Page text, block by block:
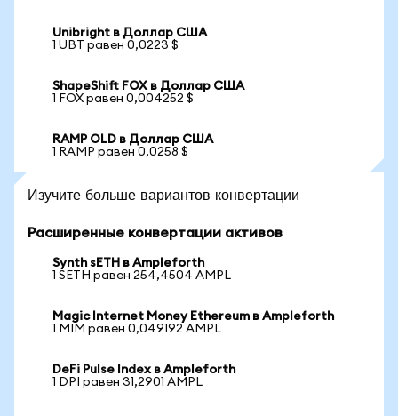
Unibright в Доллар США
1 UBT равен 0,0223 $
ShapeShift FOX в Доллар США
1 FOX равен 0,004252 $
RAMP OLD в Доллар США
1 RAMP равен 0,0258 $
Изучите больше вариантов конвертации
Расширенные конвертации активов
Synth sETH в Ampleforth
1 SETH равен 254,4504 AMPL
Magic Internet Money Ethereum в Ampleforth
1 MIM равен 0,049192 AMPL
DeFi Pulse Index в Ampleforth
1 DPI равен 31,2901 AMPL